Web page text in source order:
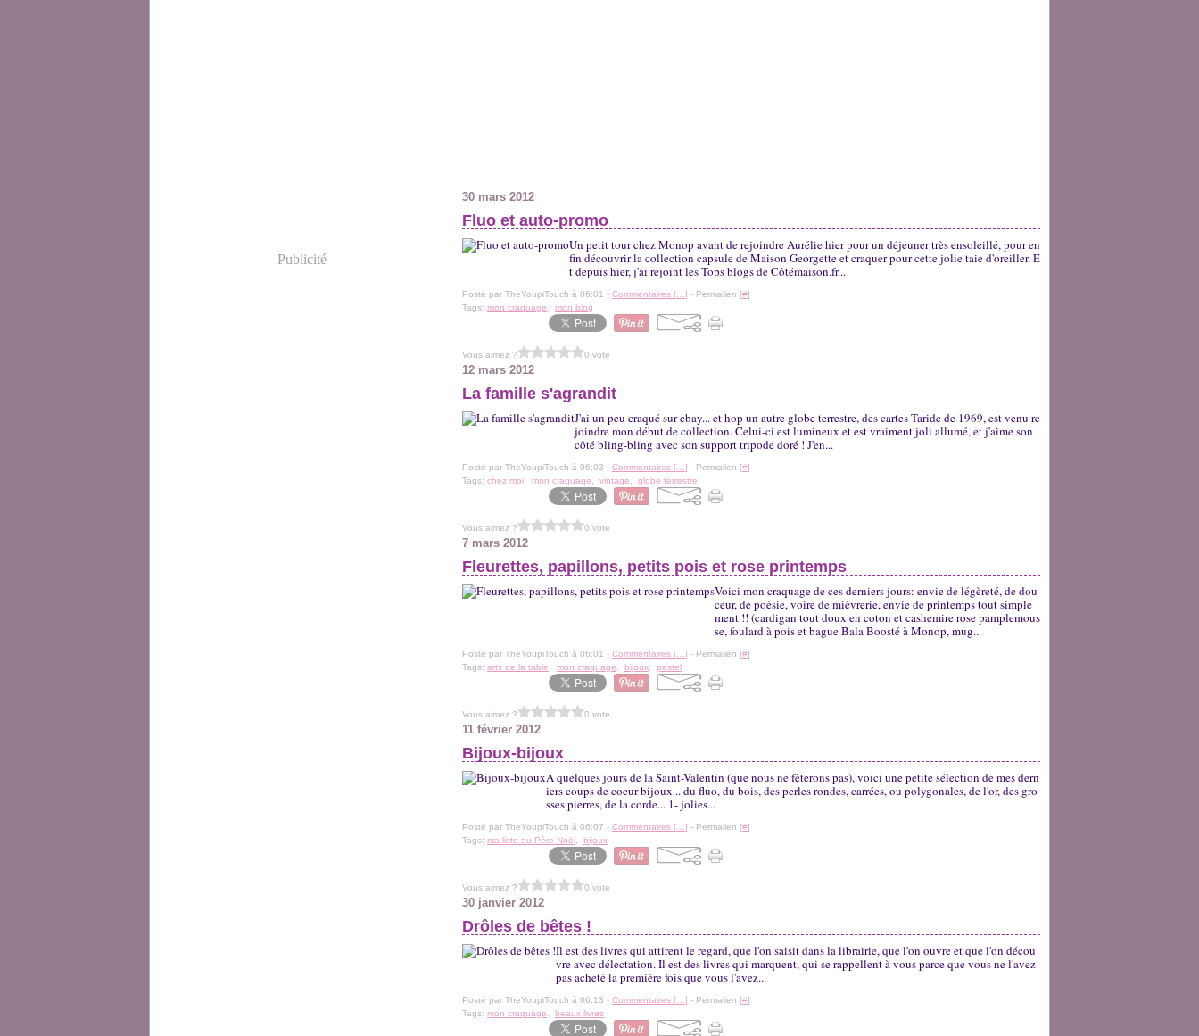
Publicité
30 mars 2012
Fluo et auto-promo
Un petit tour chez Monop avant de rejoindre Aurélie hier pour un déjeuner très ensoleillé, pour en
fin découvrir la collection capsule de Maison Georgette et craquer pour cette jolie taie d'oreiller. E
t depuis hier, j'ai rejoint les Tops blogs de Côtémaison.fr...
Posté par TheYoupiTouch à 06:01 - Commentaires [ ] - Permalien [#]
Tags: mon craquage mon blog
Vous aimez ? 0 vote
12 mars 2012
La famille s'agrandit
J'ai un peu craqué sur ebay... et hop un autre globe terrestre, des cartes Taride de 1969, est venu re
joindre mon début de collection. Celui-ci est lumineux et est vraiment joli allumé, et j'aime son
côté bling-bling avec son support tripode doré ! J'en...
Posté par TheYoupiTouch à 06:03 - Commentaires [ ] - Permalien [#]
Tags: chez moi mon craquage vintage globe terrestre
Vous aimez ? 0 vote
7 mars 2012
Fleurettes, papillons, petits pois et rose printemps
Voici mon craquage de ces derniers jours: envie de légèreté, de dou
ceur, de poésie, voire de mièvrerie, envie de printemps tout simple
ment !! (cardigan tout doux en coton et cashemire rose pamplemous
se, foulard à pois et bague Bala Boosté à Monop, mug...
Posté par TheYoupiTouch à 06:01 - Commentaires [ ] - Permalien [#]
Tags: arts de la table mon craquage bijoux pastel
Vous aimez ? 0 vote
11 février 2012
Bijoux-bijoux
A quelques jours de la Saint-Valentin (que nous ne fêterons pas), voici une petite sélection de mes dern
iers coups de coeur bijoux... du fluo, du bois, des perles rondes, carrées, ou polygonales, de l'or, des gro
sses pierres, de la corde... 1- jolies...
Posté par TheYoupiTouch à 06:07 - Commentaires [ ] - Permalien [#]
Tags: ma liste au Père Noël bijoux
Vous aimez ? 0 vote
30 janvier 2012
Drôles de bêtes !
Il est des livres qui attirent le regard, que l'on saisit dans la librairie, que l'on ouvre et que l'on décou
vre avec délectation. Il est des livres qui marquent, qui se rappellent à vous parce que vous ne l'avez
pas acheté la première fois que vous l'avez...
Posté par TheYoupiTouch à 06:13 - Commentaires [ ] - Permalien [#]
Tags: mon craquage beaux livres